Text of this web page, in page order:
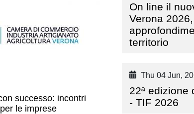
successo: incontri
le imprese
On line il
Verona
territorio
Thu 04 Jun,
22ª edizione
- TIF 2026